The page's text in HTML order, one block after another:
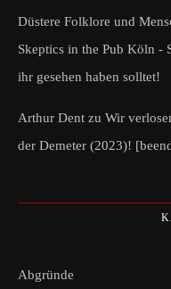
Düstere Folklore und
Skeptics in the Pub Köln -
ihr gesehen haben solltet!
Arthur Dent zu Wir
der Demeter (2023)!
Abgründe